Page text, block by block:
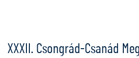
XXXII. Csongrád-Csanád